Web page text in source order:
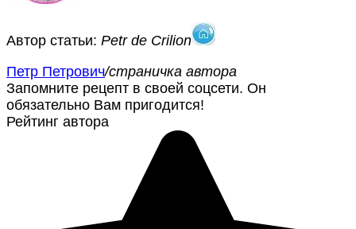
Автор статьи: Petr de Crilion
Петр Петрович/страничка автора
Запомните рецепт в своей соцсети. Он
обязательно Вам пригодится!
Рейтинг автора